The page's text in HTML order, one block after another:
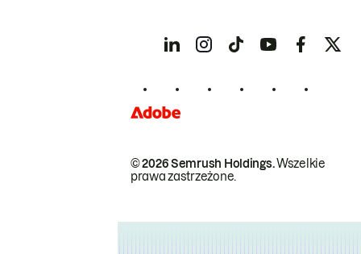
© 2026 Semrush Holdings.Wszelkie
prawa zastrzeżone.